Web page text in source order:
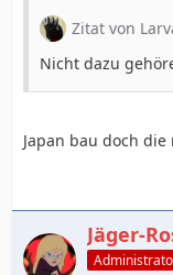
Zitat von
Nicht dazu
Japan bau doch
Jäger-